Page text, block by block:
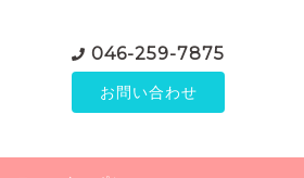
046-259-7875
お問い合わせ